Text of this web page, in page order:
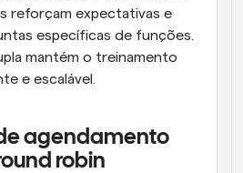
reforçam expectativas e
específicas de funções.
mantém o treinamento
e escalável.
agendamento
robin